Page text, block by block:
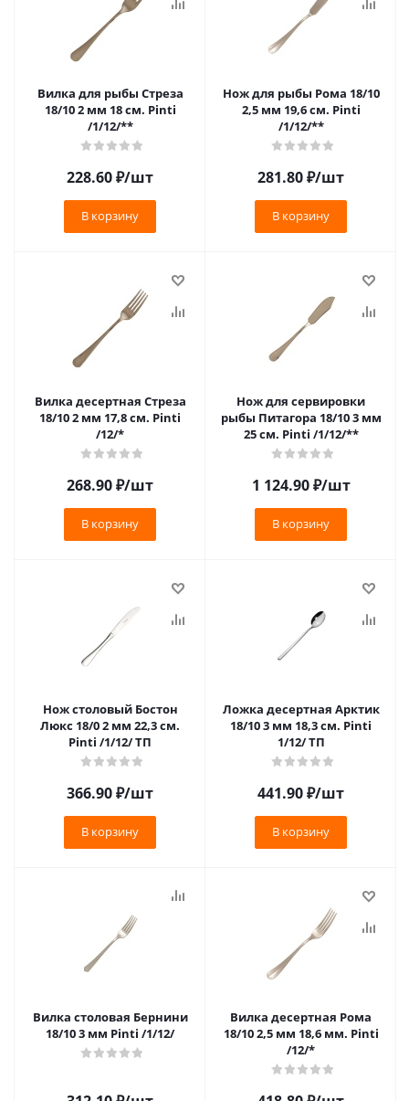
Вилка для рыбы Стреза
18/10 2 мм 18 см. Pinti
/1/12/**
228.60₽/шт
В корзину
Нож для рыбы Рома 18/10
2,5 мм 19,6 см. Pinti
/1/12/**
281.80₽/шт
В корзину
Вилка десертная Стреза
18/10 2 мм 17,8 см. Pinti
/12/*
268.90₽/шт
В корзину
Нож для сервировки
рыбы Питагора 18/10 3 мм
25 см. Pinti /1/12/**
1 124.90₽/шт
В корзину
Нож столовый Бостон
Люкс 18/0 2 мм 22,3 см.
Pinti /1/12/ ТП
366.90₽/шт
В корзину
Ложка десертная Арктик
18/10 3 мм 18,3 см. Pinti
1/12/ ТП
441.90₽/шт
В корзину
Вилка столовая Бернини
18/10 3 мм Pinti /1/12/
Вилка десертная Рома
18/10 2,5 мм 18,6 мм. Pinti
/12/*